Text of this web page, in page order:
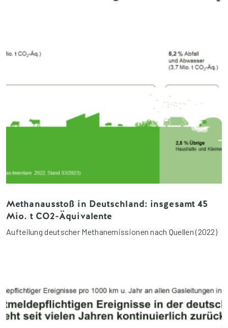
Methanausstoß in Deutschland: insgesamt 45
Mio. t CO2-Äquivalente
Aufteilung deutscher Methanemissionen nach Quellen (2022)